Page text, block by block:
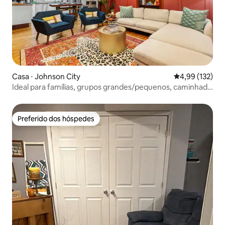
Casa ⋅ Johnson City 4,99 de uma
4,99 (132)
Ideal para famílias, grupos grandes/pequenos, caminhada
Preferido dos hóspedes
Preferido dos hóspedes